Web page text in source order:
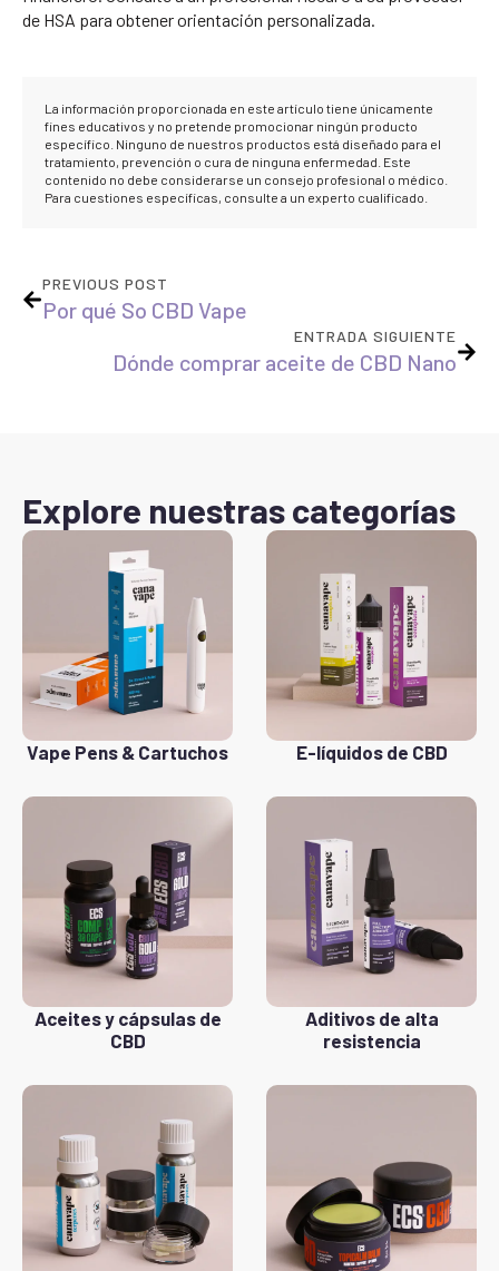
de HSA para obtener orientación personalizada.
La información proporcionada en este artículo tiene únicamente
fines educativos y no pretende promocionar ningún producto
específico. Ninguno de nuestros productos está diseñado para el
tratamiento, prevención o cura de ninguna enfermedad. Este
contenido no debe considerarse un consejo profesional o médico.
Para cuestiones específicas, consulte a un experto cualificado.
PREVIOUS POST
Por qué So CBD Vape
ENTRADA SIGUIENTE
Dónde comprar aceite de CBD Nano
Explore nuestras categorías
Vape Pens & Cartuchos E-líquidos de CBD
Aceites y cápsulas de
CBD
Aditivos de alta
resistencia